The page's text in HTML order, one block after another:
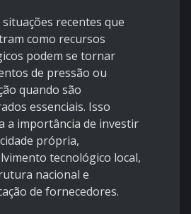
situações recentes que
como recursos
podem se tornar
de pressão ou
quando são
essenciais. Isso
a importância de investir
própria,
tecnológico local,
nacional e
de fornecedores.